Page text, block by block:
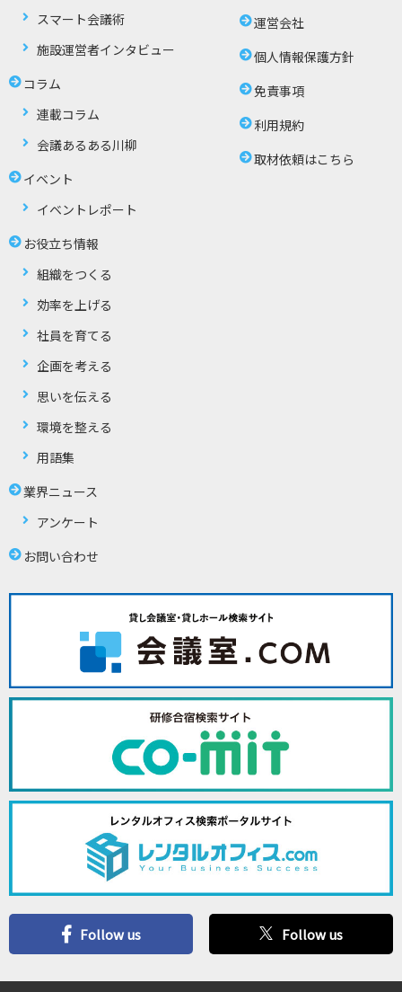
スマート会議術
施設運営者インタビュー
コラム
連載コラム
会議あるある川柳
イベント
イベントレポート
お役立ち情報
組織をつくる
効率を上げる
社員を育てる
企画を考える
思いを伝える
環境を整える
用語集
業界ニュース
アンケート
お問い合わせ
運営会社
個人情報保護方針
免責事項
利用規約
取材依頼はこちら
Follow us Follow us